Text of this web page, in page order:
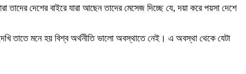
দেশের বাইরে যারা আছেন তাদের মেসেজ দিচ্ছে যে, দয়া করে পয়সা দেশে
তাতে মনে হয় বিশ্ব অর্থনীতি ভালো অবস্থাতে নেই। এ অবস্থা থেকে যেটা